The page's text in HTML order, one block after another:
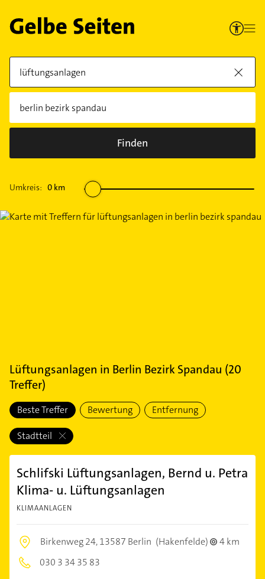
Finden
Umkreis: 0 km
Lüftungsanlagen in Berlin Bezirk Spandau (20
Treffer)
Beste Treffer Bewertung Entfernung
Stadtteil
Schlifski Lüftungsanlagen, Bernd u. Petra
Klima- u. Lüftungsanlagen
KLIMAANLAGEN
Birkenweg 24,13587 Berlin (Hakenfelde)
4 km
030 3 34 35 83